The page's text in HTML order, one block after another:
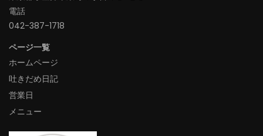
電話
042-387-1718‬
ページ一覧
ホームページ
吐きだめ日記
営業日
メニュー